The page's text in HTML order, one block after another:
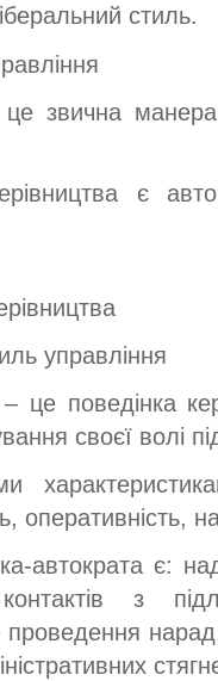
стиль.
звична
є
управління
це поведінка
своєї волі
оперативність,
автократа є:
з